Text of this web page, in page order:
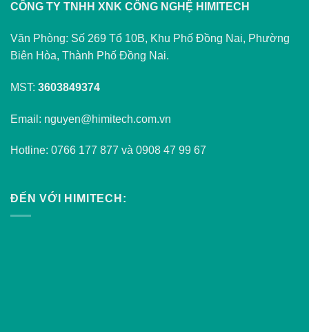
CÔNG TY TNHH XNK CÔNG NGHỆ HIMITECH
Văn Phòng: Số 269 Tổ 10B, Khu Phố Đồng Nai, Phường
Biên Hòa, Thành Phố Đồng Nai.
MST: 3603849374
Email: nguyen@himitech.com.vn
Hotline: 0766 177 877 và 0908 47 99 67
ĐẾN VỚI HIMITECH: